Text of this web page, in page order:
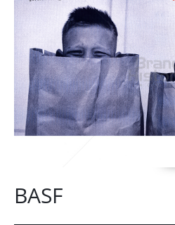
Einst und Heute
Marken
Konzerne
Epoche
BASF